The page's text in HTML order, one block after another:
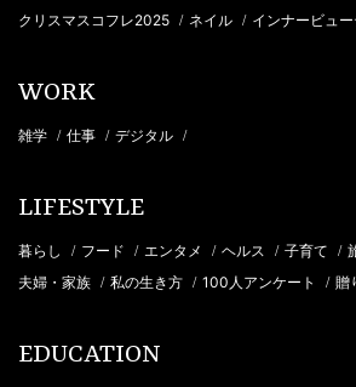
クリスマスコフレ2025 / ネイル / インナービュー
WORK
雑学 / 仕事 / デジタル /
LIFESTYLE
暮らし / フード / エンタメ / ヘルス / 子育て /
夫婦・家族 / 私の生き方 / 100人アンケート / 贈
EDUCATION